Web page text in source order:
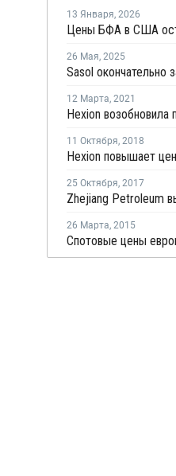
13 Января, 2026
26 Мая, 2025
12 Марта, 2021
11 Октября, 2018
Hexion повышает
25 Октября, 2017
26 Марта, 2015